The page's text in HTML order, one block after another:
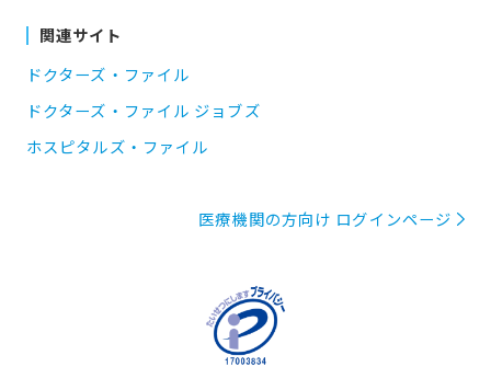
関連サイト
ドクターズ・ファイル
ドクターズ・ファイル ジョブズ
ホスピタルズ・ファイル
医療機関の方向け ログインページ